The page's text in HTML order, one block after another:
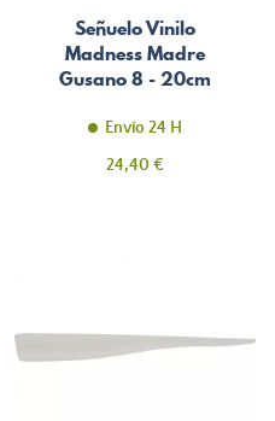
Señuelo Vinilo
Madness Madre
Gusano 8 - 20cm
Envío 24 H
Precio
24,40 €